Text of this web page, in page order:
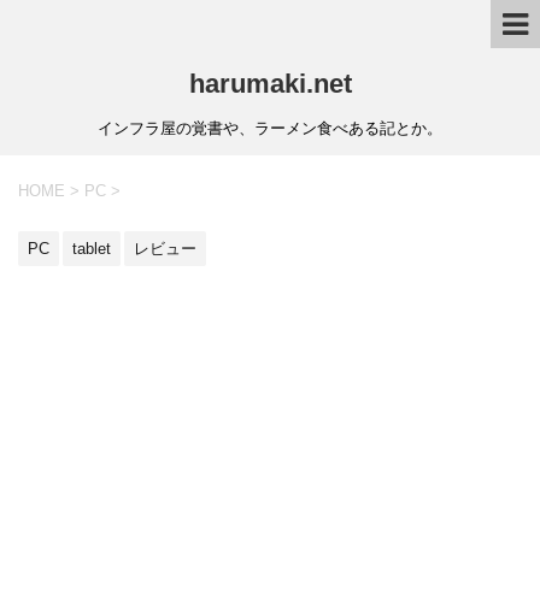
harumaki.net
インフラ屋の覚書や、ラーメン食べある記とか。
HOME > PC >
PC tablet レビュー